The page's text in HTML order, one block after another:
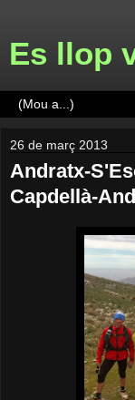
Es llop
26 de març 2013
Andratx-
Capdellà-